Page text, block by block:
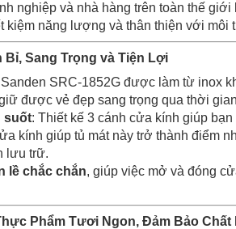
nghiệp và nhà hàng trên toàn thế
kiệm năng lượng và thân thiện với môi
Bỉ, Sang Trọng và Tiện Lợi
Sanden SRC-1852G được làm từ inox
được vẻ đẹp sang trọng qua thời
suốt: Thiết kế 3 cánh cửa kính giúp
kính giúp tủ mát này trở thành điểm
lưu trữ.
lề chắc chắn, giúp việc mở và đóng
Phẩm Tươi Ngon, Đảm Bảo